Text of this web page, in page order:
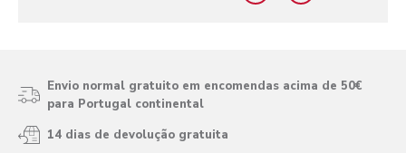
Envio normal gratuito em encomendas acima de 50€
para Portugal continental
14 dias de devolução gratuita